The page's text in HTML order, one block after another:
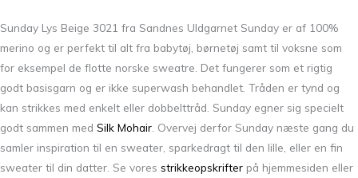
Sunday Lys Beige 3021 fra Sandnes Uldgarnet Sunday er af 100%
merino og er perfekt til alt fra babytøj, børnetøj samt til voksne som
for eksempel de flotte norske sweatre. Det fungerer som et rigtig
godt basisgarn og er ikke superwash behandlet. Tråden er tynd og
kan strikkes med enkelt eller dobbelttråd. Sunday egner sig specielt
godt sammen med Silk Mohair . Overvej derfor Sunday næste gang du
samler inspiration til en sweater, sparkedragt til den lille, eller en fin
sweater til din datter. Se vores strikkeopskrifter på hjemmesiden eller